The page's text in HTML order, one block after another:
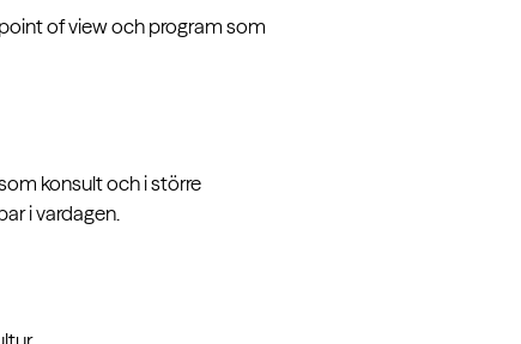
of view och program som
konsult och i större
i vardagen.